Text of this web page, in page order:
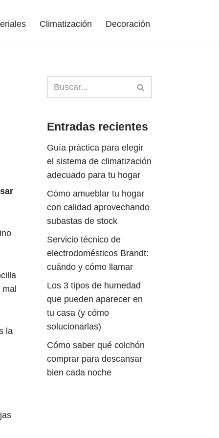
Climatización Decoración
la
Entradas recientes
Guía práctica para elegir
el sistema de climatización
adecuado para tu hogar
Cómo amueblar tu hogar
con calidad aprovechando
subastas de stock
Servicio técnico de
electrodomésticos Brandt:
cuándo y cómo llamar
Los 3 tipos de humedad
que pueden aparecer en
tu casa (y cómo
solucionarlas)
Cómo saber qué colchón
comprar para descansar
bien cada noche